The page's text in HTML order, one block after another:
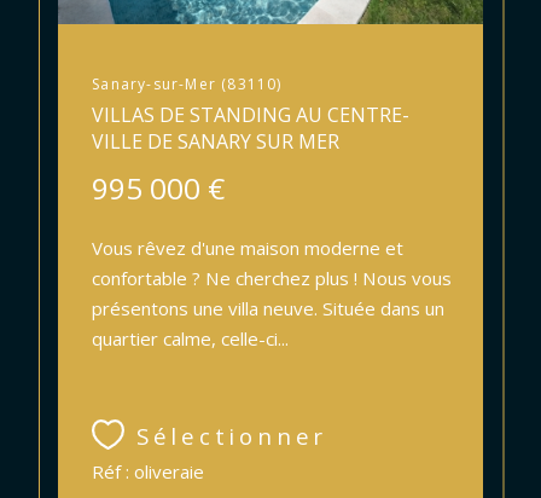
Sanary-sur-Mer (83110)
VILLAS DE STANDING AU CENTRE-
VILLE DE SANARY SUR MER
995 000 €
Vous rêvez d'une maison moderne et
confortable ? Ne cherchez plus ! Nous vous
présentons une villa neuve. Située dans un
quartier calme, celle-ci...
Sélectionner
Réf : oliveraie